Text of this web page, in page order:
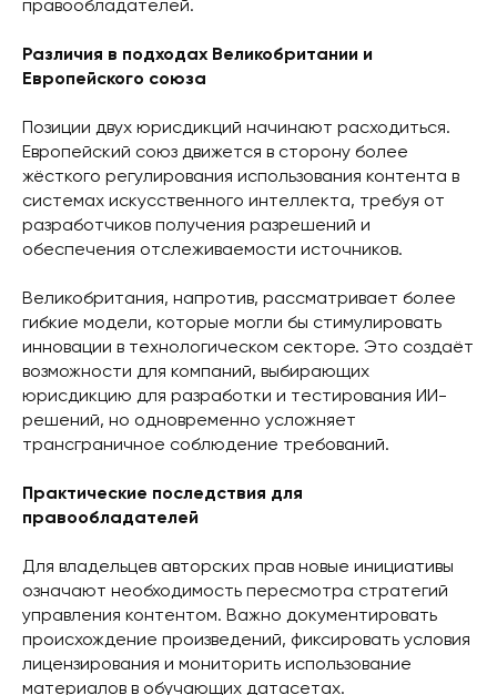
правообладателей.
Различия в подходах Великобритании и
Европейского союза
Позиции двух юрисдикций начинают расходиться.
Европейский союз движется в сторону более
жёсткого регулирования использования контента в
системах искусственного интеллекта, требуя от
разработчиков получения разрешений и
обеспечения отслеживаемости источников.
Великобритания, напротив, рассматривает более
гибкие модели, которые могли бы стимулировать
инновации в технологическом секторе. Это создаёт
возможности для компаний, выбирающих
юрисдикцию для разработки и тестирования ИИ-
решений, но одновременно усложняет
трансграничное соблюдение требований.
Практические последствия для
правообладателей
Для владельцев авторских прав новые инициативы
означают необходимость пересмотра стратегий
управления контентом. Важно документировать
происхождение произведений, фиксировать условия
лицензирования и мониторить использование
материалов в обучающих датасетах.